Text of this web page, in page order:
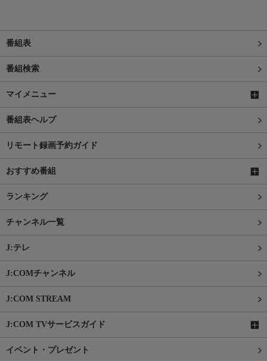
番組表
番組検索
マイメニュー
番組表ヘルプ
リモート録画予約ガイド
おすすめ番組
ランキング
チャンネル一覧
J:テレ
J:COMチャンネル
J:COM STREAM
J:COM TVサービスガイド
イベント・プレゼント